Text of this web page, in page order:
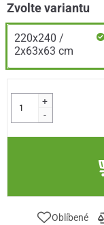
Zvolte variantu
220x240 /
2x63x63 cm
+
-
Oblíbené